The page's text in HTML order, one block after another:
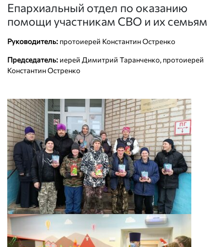
Епархиальный отдел по оказанию
помощи участникам СВО и их семьям
Руководитель: протоиерей Константин Остренко
Председатель: иерей Димитрий Таранченко, протоиерей
Константин Остренко